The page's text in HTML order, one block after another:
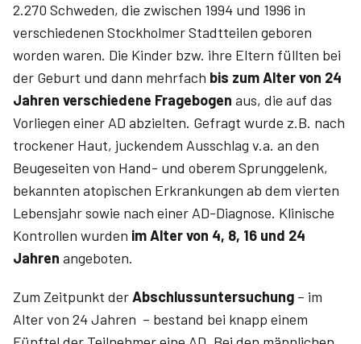
2.270 Schweden, die zwischen 1994 und 1996 in
verschiedenen Stockholmer Stadtteilen geboren
worden waren. Die Kinder bzw. ihre Eltern füllten bei
der Geburt und dann mehrfach bis zum Alter von 24
Jahren verschiedene Fragebogen aus, die auf das
Vorliegen einer AD abzielten. Gefragt wurde z.B. nach
trockener Haut, juckendem Ausschlag v.a. an den
Beugeseiten von Hand- und oberem Sprunggelenk,
bekannten atopischen Erkrankungen ab dem vierten
Lebensjahr sowie nach einer AD-Diagnose. Klinische
Kontrollen wurden im Alter von 4, 8, 16 und 24
Jahren angeboten.
Zum Zeitpunkt derAbschlussuntersuchung – im
Alter von 24 Jahren – bestand bei knapp einem